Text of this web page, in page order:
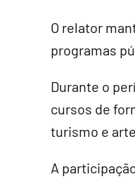
O relator
programas
Durante o
cursos de
turismo e
A